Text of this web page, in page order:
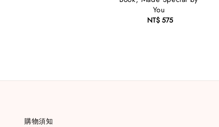
You
Regular
NT$ 575
購物須知